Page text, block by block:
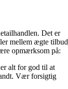
Det er
mellem ægte tilbud
opmærksom på:
alt for god til at
Vær forsigtig